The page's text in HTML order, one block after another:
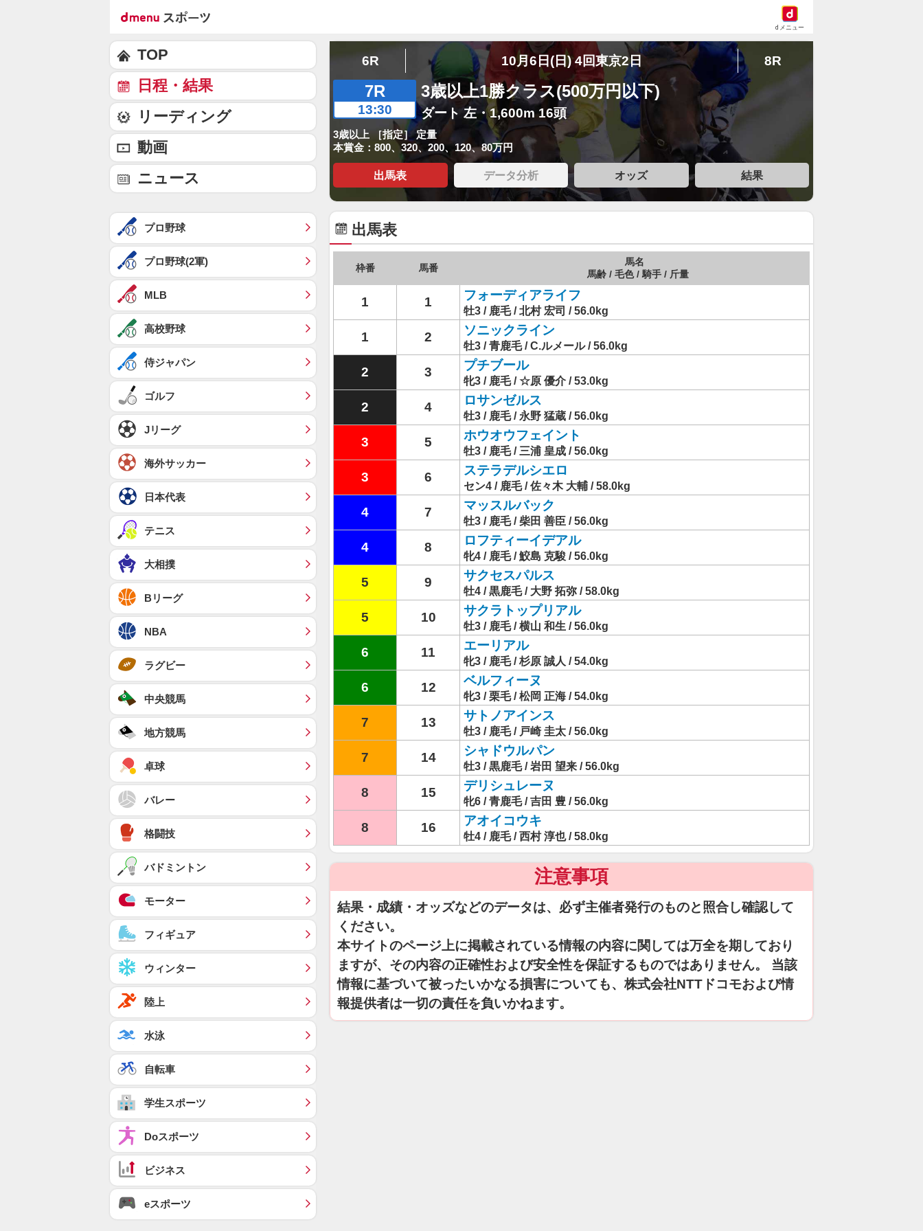
dメニュー
6R 10月6日(日) 4回東京2日 8R
7R
13:30
3歳以上1勝クラス(500万円以下)
ダート 左・1,600m 16頭
3歳以上 ［指定］ 定量
本賞金：800、320、200、120、80万円
出馬表 データ分析 オッズ 結果
出馬表
枠番 馬番
馬名
馬齢 / 毛色 / 騎手 / 斤量
1 1 フォーディアライフ
牡3 / 鹿毛 / 北村 宏司 / 56.0kg
1 2 ソニックライン
牡3 / 青鹿毛 / C.ルメール / 56.0kg
2 3 プチブール
牝3 / 鹿毛 / ☆原 優介 / 53.0kg
2 4 ロサンゼルス
牡3 / 鹿毛 / 永野 猛蔵 / 56.0kg
3 5 ホウオウフェイント
牡3 / 鹿毛 / 三浦 皇成 / 56.0kg
3 6 ステラデルシエロ
セン4 / 鹿毛 / 佐々木 大輔 / 58.0kg
4 7 マッスルバック
牡3 / 鹿毛 / 柴田 善臣 / 56.0kg
4 8 ロフティーイデアル
牝4 / 鹿毛 / 鮫島 克駿 / 56.0kg
5 9 サクセスパルス
牡4 / 黒鹿毛 / 大野 拓弥 / 58.0kg
5 10 サクラトップリアル
牡3 / 鹿毛 / 横山 和生 / 56.0kg
6 11 エーリアル
牝3 / 鹿毛 / 杉原 誠人 / 54.0kg
6 12 ベルフィーヌ
牝3 / 栗毛 / 松岡 正海 / 54.0kg
7 13 サトノアインス
牡3 / 鹿毛 / 戸崎 圭太 / 56.0kg
7 14 シャドウルパン
牡3 / 黒鹿毛 / 岩田 望来 / 56.0kg
8 15 デリシュレーヌ
牝6 / 青鹿毛 / 吉田 豊 / 56.0kg
8 16 アオイコウキ
牡4 / 鹿毛 / 西村 淳也 / 58.0kg
注意事項
結果・成績・オッズなどのデータは、必ず主催者発行のものと照合し確認して
ください。
本サイトのページ上に掲載されている情報の内容に関しては万全を期しており
ますが、その内容の正確性および安全性を保証するものではありません。 当該
情報に基づいて被ったいかなる損害についても、株式会社NTTドコモおよび情
報提供者は一切の責任を負いかねます。
TOP
日程・結果
リーディング
動画
ニュース
プロ野球
プロ野球(2軍)
MLB
高校野球
侍ジャパン
ゴルフ
Jリーグ
海外サッカー
日本代表
テニス
大相撲
Bリーグ
NBA
ラグビー
中央競馬
地方競馬
卓球
バレー
格闘技
バドミントン
モーター
フィギュア
ウィンター
陸上
水泳
自転車
学生スポーツ
Doスポーツ
ビジネス
eスポーツ